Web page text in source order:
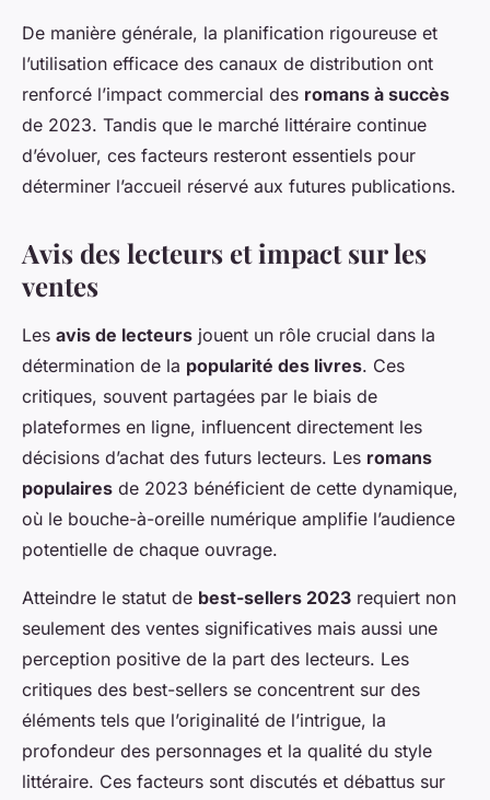
De manière générale, la planification rigoureuse et
l’utilisation efficace des canaux de distribution ont
renforcé l’impact commercial des romans à succès
de 2023. Tandis que le marché littéraire continue
d’évoluer, ces facteurs resteront essentiels pour
déterminer l’accueil réservé aux futures publications.
Avis des lecteurs et impact sur les
ventes
Les avis de lecteurs jouent un rôle crucial dans la
détermination de la popularité des livres. Ces
critiques, souvent partagées par le biais de
plateformes en ligne, influencent directement les
décisions d’achat des futurs lecteurs. Les romans
populaires de 2023 bénéficient de cette dynamique,
où le bouche-à-oreille numérique amplifie l’audience
potentielle de chaque ouvrage.
Atteindre le statut de best-sellers 2023 requiert non
seulement des ventes significatives mais aussi une
perception positive de la part des lecteurs. Les
critiques des best-sellers se concentrent sur des
éléments tels que l’originalité de l’intrigue, la
profondeur des personnages et la qualité du style
littéraire. Ces facteurs sont discutés et débattus sur